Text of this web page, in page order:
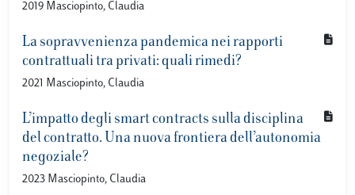
2019 Masciopinto, Claudia
La sopravvenienza pandemica nei rapporti
contrattuali tra privati: quali rimedi?
2021 Masciopinto, Claudia
L’impatto degli smart contracts sulla disciplina
del contratto. Una nuova frontiera dell’autonomia
negoziale?
2023 Masciopinto, Claudia